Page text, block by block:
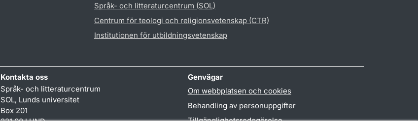
Språk- och litteraturcentrum (SOL)
Centrum för teologi och religionsvetenskap (CTR)
Institutionen för utbildningsvetenskap
Kontakta oss
Språk- och litteraturcentrum
SOL, Lunds universitet
Box 201
221 00 LUND
Genvägar
Om webbplatsen och cookies
Behandling av personuppgifter
Tillgänglighetsredogörelse